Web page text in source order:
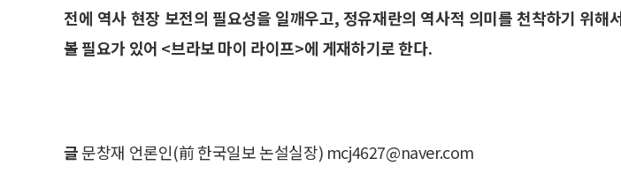
전에 역사 현장 보전의 필요성을 일깨우고, 정유재란의 역사적 의미를 천착하기 위해
볼 필요가 있어 <브라보 마이 라이프>에 게재하기로 한다.
글문창재 언론인(前 한국일보 논설실장) mcj4627@naver.com